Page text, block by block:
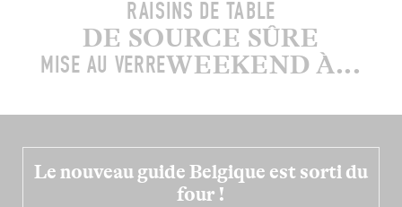
RAISINS DE TABLE
DE SOURCE SÛRE
MISE AU VERREWEEKEND À...
Le nouveau guide Belgique est sorti du
four !